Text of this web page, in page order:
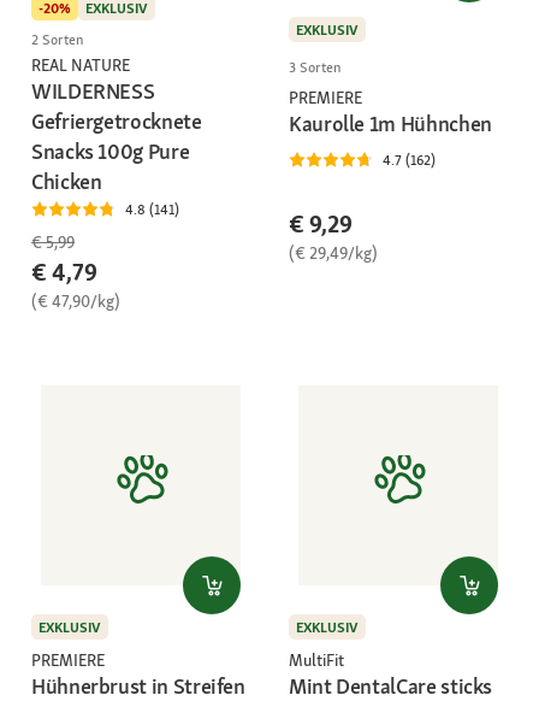
-20%
EXKLUSIV
2 Sorten
REAL NATURE
WILDERNESS
Gefriergetrocknete
Snacks 100g Pure
Chicken
4.8 (141)
€ 5,99
€ 4,79
(€ 47,90/kg)
EXKLUSIV
3 Sorten
PREMIERE
Kaurolle 1m Hühnchen
4.7 (162)
€ 9,29
(€ 29,49/kg)
EXKLUSIV
PREMIERE
Hühnerbrust in Streifen
EXKLUSIV
MultiFit
Mint DentalCare sticks